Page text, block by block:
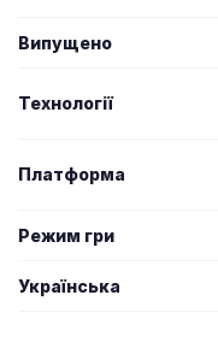
Випущено
Технології
Платформа
Режим гри
Українська